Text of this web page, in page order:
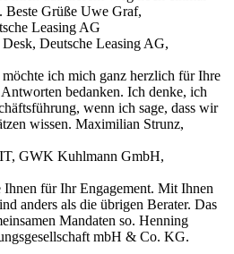
Beste Grüße Uwe Graf,
Leasing AG
Deutsche Leasing AG,
ich mich ganz herzlich für Ihre
bedanken. Ich denke, ich
wenn ich sage, dass wir
wissen. Maximilian Strunz,
GWK Kuhlmann GmbH,
für Ihr Engagement. Mit Ihnen
anders als die übrigen Berater. Das
Mandaten so. Henning
mbH & Co. KG.